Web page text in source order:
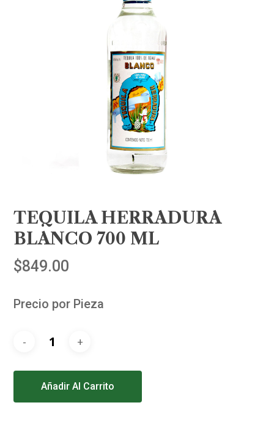
TEQUILA HERRADURA
BLANCO 700 ML
$849.00
Precio por Pieza
Añadir Al Carrito